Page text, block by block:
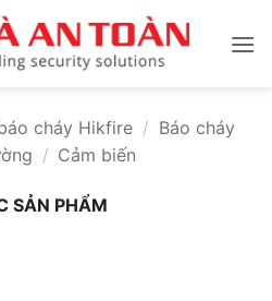
cháy Hikfire / Báo cháy
/ Cảm biến
SẢN PHẨM